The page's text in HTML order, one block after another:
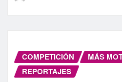
COMPETICIÓN
MÁS
REPORTAJES